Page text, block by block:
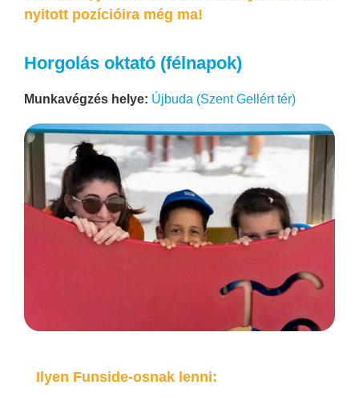
nyitott pozícióira még ma!
Horgolás oktató (félnapok)
Munkavégzés helye: Újbuda (Szent Gellért tér)
Ilyen Funside-osnak lenni: